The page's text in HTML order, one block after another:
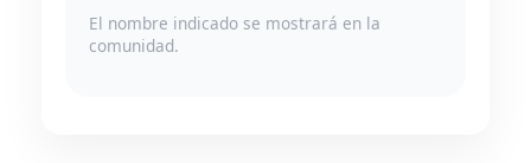
El nombre indicado se mostrará en la
comunidad.